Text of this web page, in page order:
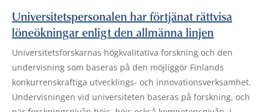
Universitetspersonalen har förtjänat rättvisa
löneökningar enligt den allmänna linjen
Universitetsforskarnas högkvalitativa forskning och den
undervisning som baseras på den möjliggör Finlands
konkurrenskraftiga utvecklings- och innovationsverksamhet.
Undervisningen vid universiteten baseras på forskning, och